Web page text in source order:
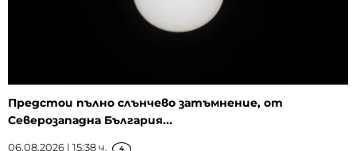
Предстои пълно слънчево затъмнение, от
Северозападна България...
06.08.2026 | 15:38 ч. 4